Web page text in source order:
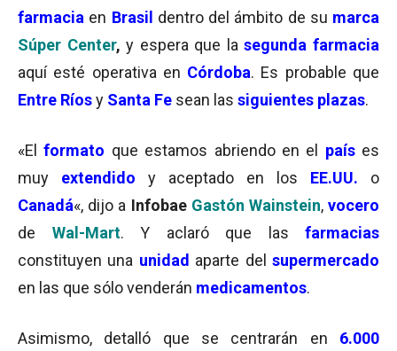
farmacia en Brasil dentro del ámbito de su marca
Súper Center, y espera que lasegunda farmacia
aquí esté operativa en Córdoba. Es probable que
Entre Ríosy Santa Fe sean las siguientes plazas.
«Elformato que estamos abriendo en el países
muy extendido y aceptado en los EE.UU. o
Canadá«, dijo a Infobae Gastón Wainstein,vocero
de Wal-Mart. Y aclaró que las farmacias
constituyen una unidad aparte delsupermercado
en las que sólo venderán medicamentos.
Asimismo, detalló que se centrarán en 6.000